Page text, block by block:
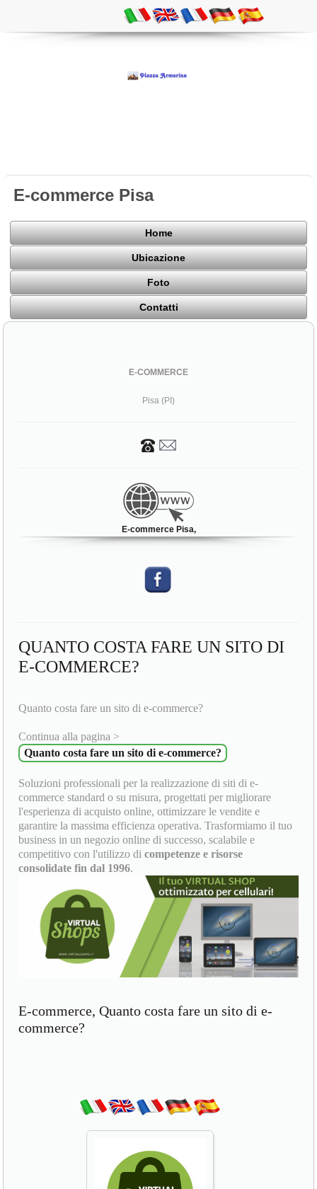
E-commerce Pisa
Home
Ubicazione
Foto
Contatti
E-COMMERCE
Pisa (PI)
E-commerce Pisa,
QUANTO COSTA FARE UN SITO DI
E-COMMERCE?
Quanto costa fare un sito di e-commerce?
Continua alla pagina >
Quanto costa fare un sito di e-commerce?
Soluzioni professionali per la realizzazione di siti di e-
commerce standard o su misura, progettati per migliorare
l'esperienza di acquisto online, ottimizzare le vendite e
garantire la massima efficienza operativa. Trasformiamo il tuo
business in un negozio online di successo, scalabile e
competitivo con l'utilizzo dicompetenze e risorse
consolidate fin dal 1996.
E-commerce, Quanto costa fare un sito di e-
commerce?